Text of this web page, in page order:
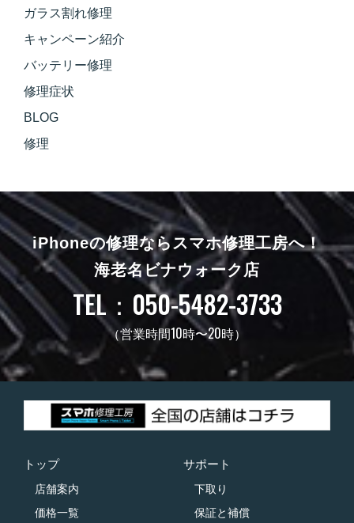
ガラス割れ修理
キャンペーン紹介
バッテリー修理
修理症状
BLOG
修理
iPhoneの修理ならスマホ修理工房へ！
海老名ビナウォーク店
TEL：050-5482-3733
（営業時間10時〜20時）
トップ
店舗案内
価格一覧
サポート
下取り
保証と補償